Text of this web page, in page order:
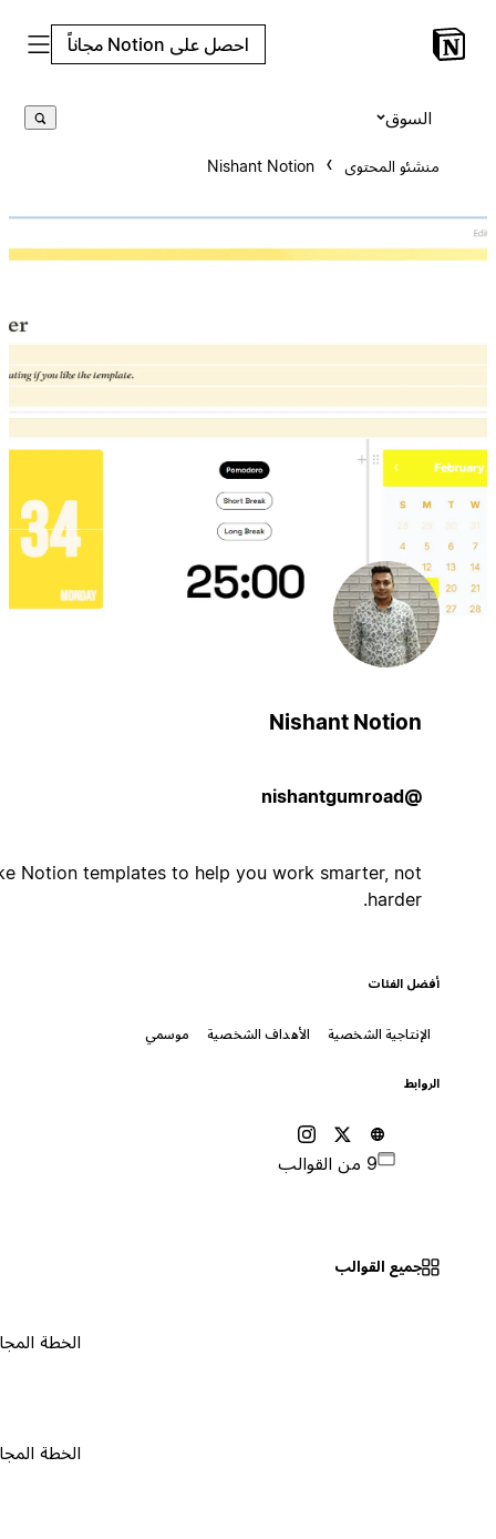
احصل على Notion مجاناً
منشئو المحتوى Nishant Notion
Nishant Notion
I make Notion templates to help you work smarter, not
harder.
أفضل الفئات
الإنتاجية الشخصية الأهداف الشخصية موسمي
جميع القوالب
الخطة المجانية ٠
الخطة المجانية ٠